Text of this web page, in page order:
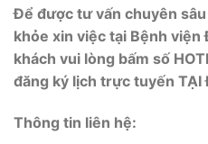
Để được tư vấn chuyên
khỏe xin việc tại Bệnh viện
khách vui lòng bấm số
đăng ký lịch trực tuyến TẠI
Thông tin liên hệ: